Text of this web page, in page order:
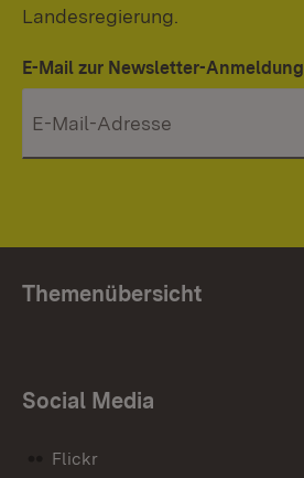
Landesregierung.
E-Mail zur Newsletter-Anmeldung
Themenübersicht
Social Media
Flickr